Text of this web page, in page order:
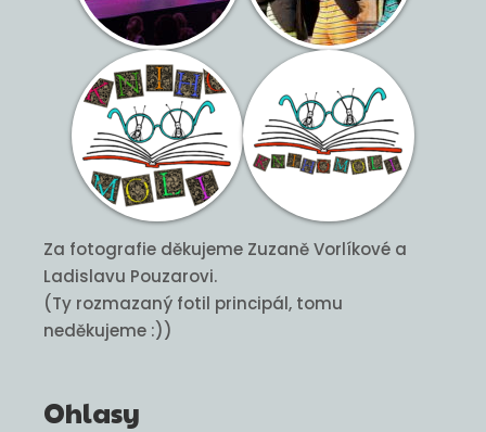
Za fotografie děkujeme Zuzaně Vorlíkové a
Ladislavu Pouzarovi.
(Ty rozmazaný fotil principál, tomu
neděkujeme :))
Ohlasy